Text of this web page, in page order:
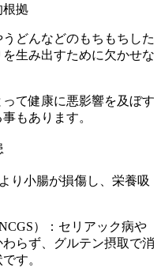
根拠
どんなどのもちもちした
生み出すために欠かせな
て健康に悪影響を及ぼす
もあります。
り小腸が損傷し、栄養吸
）：セリアック病や
らず、グルテン摂取で消
す。